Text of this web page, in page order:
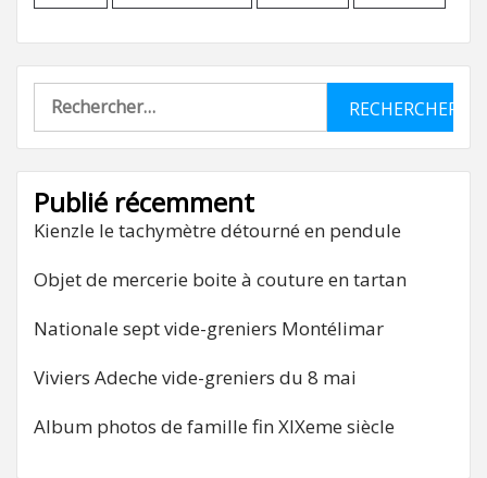
Rechercher :
Publié récemment
Kienzle le tachymètre détourné en pendule
Objet de mercerie boite à couture en tartan
Nationale sept vide-greniers Montélimar
Viviers Adeche vide-greniers du 8 mai
Album photos de famille fin XIXeme siècle